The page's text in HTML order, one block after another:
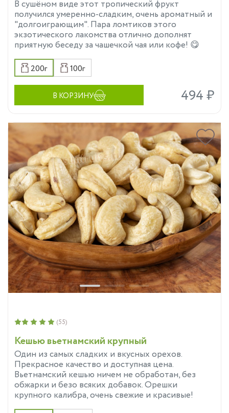
В сушёном виде этот тропический фрукт
получился умеренно-сладким, очень ароматный и
"долгоиграющим". Пара ломтиков этого
экзотического лакомства отлично дополнят
приятную беседу за чашечкой чая или кофе! 😋
200г 100г
В КОРЗИНУ 494 ₽
Кешью вьетнамский крупный
Один из самых сладких и вкусных орехов.
Прекрасное качество и доступная цена.
Вьетнамский кешью ничем не обработан, без
обжарки и безо всяких добавок. Орешки
крупного калибра, очень свежие и красивые!
(55)